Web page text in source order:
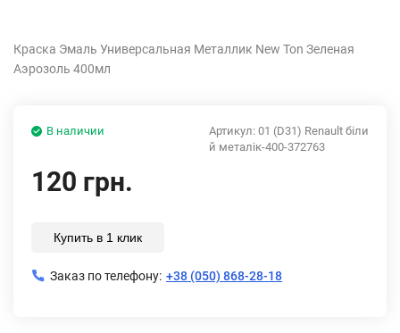
Краска Эмаль Универсальная Металлик New Ton Зеленая
Аэрозоль 400мл
Артикул: 01 (D31) Renault біли
й металік-400-372763
В наличии
120 грн.
Купить в 1 клик
Заказ по телефону: +38 (050) 868-28-18